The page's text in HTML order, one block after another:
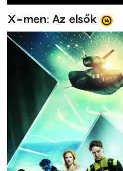
X-men: Az elsők